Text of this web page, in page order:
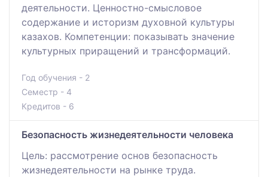
деятельности. Ценностно-смысловое
содержание и историзм духовной культуры
казахов. Компетенции: показывать значение
культурных приращений и трансформаций.
Год обучения - 2
Семестр - 4
Кредитов - 6
Безопасность жизнедеятельности человека
Цель: рассмотрение основ безопасность
жизнедеятельности на рынке труда.